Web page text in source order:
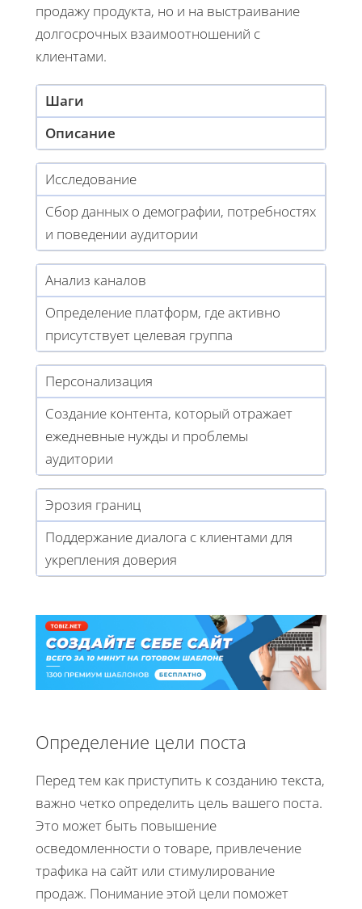
продажу продукта, но и на выстраивание
долгосрочных взаимоотношений с
клиентами.
Шаги
Описание
Исследование
Сбор данных о демографии, потребностях
и поведении аудитории
Анализ каналов
Определение платформ, где активно
присутствует целевая группа
Персонализация
Создание контента, который отражает
ежедневные нужды и проблемы
аудитории
Эрозия границ
Поддержание диалога с клиентами для
укрепления доверия
Определение цели поста
Перед тем как приступить к созданию текста,
важно четко определить цель вашего поста.
Это может быть повышение
осведомленности о товаре, привлечение
трафика на сайт или стимулирование
продаж. Понимание этой цели поможет